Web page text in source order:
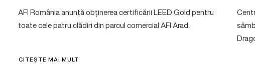
AFI România anunță obținerea certificării LEED Gold pentru
toate cele patru clădiri din parcul comercial AFI Arad.
CITEȘTE MAI MULT